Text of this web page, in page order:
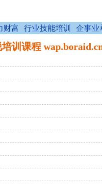
财富 行业技能培训 企事业
训课程